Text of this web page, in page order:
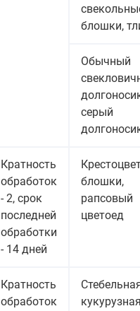
блошки,
Обычный
серый
Кратность
обработок
- 2, срок
последней
обработки
- 14 дней
блошки,
рапсовый
цветоед
Кратность
обработок